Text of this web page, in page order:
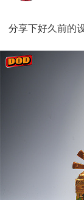
分享下好久前的